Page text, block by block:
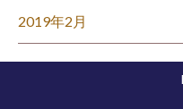
2019年2月